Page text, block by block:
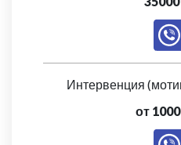
Интервенция
от